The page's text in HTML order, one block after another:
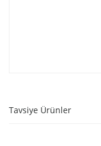
Tavsiye Ürünler